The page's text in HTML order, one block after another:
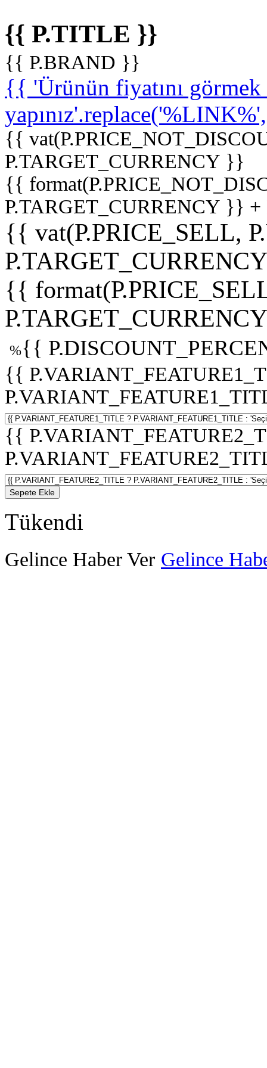
{{ P.TITLE }}
{{ P.BRAND }}
{{ 'Ürünün fiyatını
{{
P.TARGET_CURRENCY }}
{{
P.TARGET_CURRENCY }}
{{ vat(P.PRICE_SELL,
{{
%{{
{{
{{
Sepete Ekle
Tükendi
Gelince Haber Ver Gelince